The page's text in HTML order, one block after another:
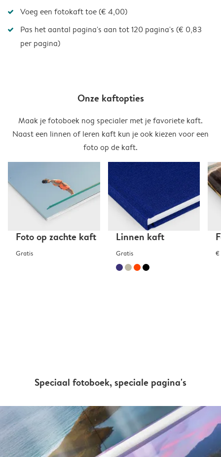
Voeg een fotokaft toe (€ 4,00)
Pas het aantal pagina's aan tot 120 pagina's (€ 0,83
per pagina)
Onze kaftopties
Maak je fotoboek nog specialer met je favoriete kaft.
Naast een linnen of leren kaft kun je ook kiezen voor een
foto op de kaft.
Foto op zachte kaft
Gratis
Linnen kaft
Gratis €
Speciaal fotoboek, speciale pagina's